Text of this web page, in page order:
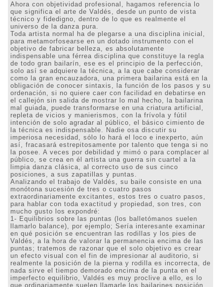
Ahora con objetividad profesional, hagamos referencia lo
que significa el arte de Valdés, desde un punto de vista
técnico y fidedigno, dentro de lo que es realmente el
universo de la danza pura.
Toda artista normal ha de plegarse a una disciplina inicial,
para metamorfosearse en un dotado instrumento con el
objetivo de fabricar belleza, es absolutamente
indispensable una férrea disciplina que constituye la regla
de todo gran bailarín, ese es el principio de la perfección,
solo así se adquiere la técnica, a la que cabe considerar
como la gran encauzadora, una primera bailarina está en la
obligación de conocer sintaxis, la función de los pasos y su
ordenación, si no quiere caer con facilidad en debatirse en
el callejón sin salida de mostrar lo mal hecho, la bailarina
mal guiada, puede transformarse en una criatura artificial,
repleta de vicios y manierismos, con la frívola y fútil
intención de solo agradar al público, el básico cimiento de
la técnica es indispensable. Nadie osa discutir su
imperiosa necesidad, sólo lo hará el loco e inexperto, aún
así, fracasará estrepitosamente por talento que tenga si no
la posee. A veces por debilidad y mimó o para complacer al
público, se crea en él artista una guerra sin cuartel a la
limpia danza clásica, al correcto uso de sus cinco
posiciones, a sus zapatillas y puntas.
Analizando el trabajo de Valdés, su baile consiste en una
monótona sucesión de tres o cuatro pasos
extraordinariamente excitantes, estos tres o cuatro pasos,
para hablar con toda exactitud y propiedad, son tres, con
mucho gusto los expondré:
1- Equilibrios sobre las puntas (los balletómanos suelen
llamarlo balance), por ejemplo; Sería interesante examinar
en qué posición se encuentran las rodillas y los pies de
Valdés, a la hora de valorar la permanencia encima de las
puntas; tratemos de razonar que el solo objetivo es crear
un efecto visual con el fin de impresionar al auditorio, si
realmente la posición de la pierna y rodilla es incorrecta, de
nada sirve el tiempo demorado encima de la punta en el
imperfecto equilibrio, Valdés es muy proclive a ello, es lo
que ordinariamente suelen llamarle los bailarines posición